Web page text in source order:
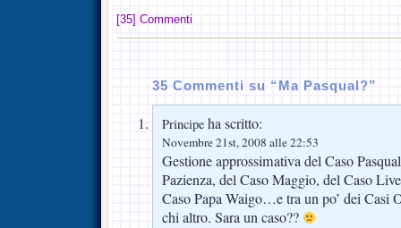
[35] Commenti
35 Commenti su “Ma Pasqual?”
Principe ha scritto:
Novembre 21st, 2008 alle 22:53
Gestione approssimativa del Caso
Pazienza, del Caso Maggio, del Caso
Caso Papa Waigo…e tra un po’ dei Casi
chi altro. Sara un caso??